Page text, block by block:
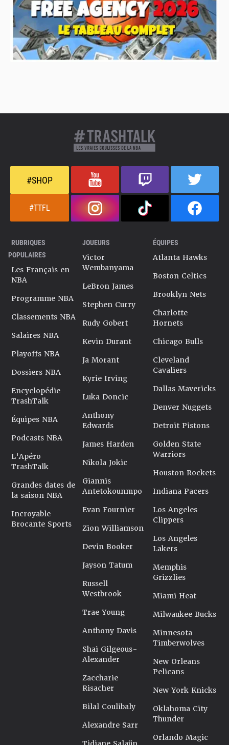
#SHOP
#TTFL
RUBRIQUES
POPULAIRES
Les Français en
NBA
Programme NBA
Classements NBA
Salaires NBA
Playoffs NBA
Dossiers NBA
Encyclopédie
TrashTalk
Équipes NBA
Podcasts NBA
L'Apéro
TrashTalk
Grandes dates de
la saison NBA
Incroyable
Brocante Sports
JOUEURS
Victor
Wembanyama
LeBron James
Stephen Curry
Rudy Gobert
Kevin Durant
Ja Morant
Kyrie Irving
Luka Doncic
Anthony
Edwards
James Harden
Nikola Jokic
Giannis
Antetokounmpo
Evan Fournier
Zion Williamson
Devin Booker
Jayson Tatum
Russell
Westbrook
Trae Young
Anthony Davis
Shai Gilgeous-
Alexander
Zaccharie
Risacher
Bilal Coulibaly
Alexandre Sarr
ÉQUIPES
Atlanta Hawks
Boston Celtics
Brooklyn Nets
Charlotte
Hornets
Chicago Bulls
Cleveland
Cavaliers
Dallas Mavericks
Denver Nuggets
Detroit Pistons
Golden State
Warriors
Houston Rockets
Indiana Pacers
Los Angeles
Clippers
Los Angeles
Lakers
Memphis
Grizzlies
Miami Heat
Milwaukee Bucks
Minnesota
Timberwolves
New Orleans
Pelicans
New York Knicks
Oklahoma City
Thunder
Orlando Magic